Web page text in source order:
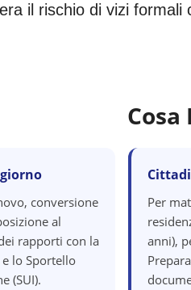
il rischio di vizi
conversione
al
rapporti con la
lo Sportello
(SUI).
Per
anni),